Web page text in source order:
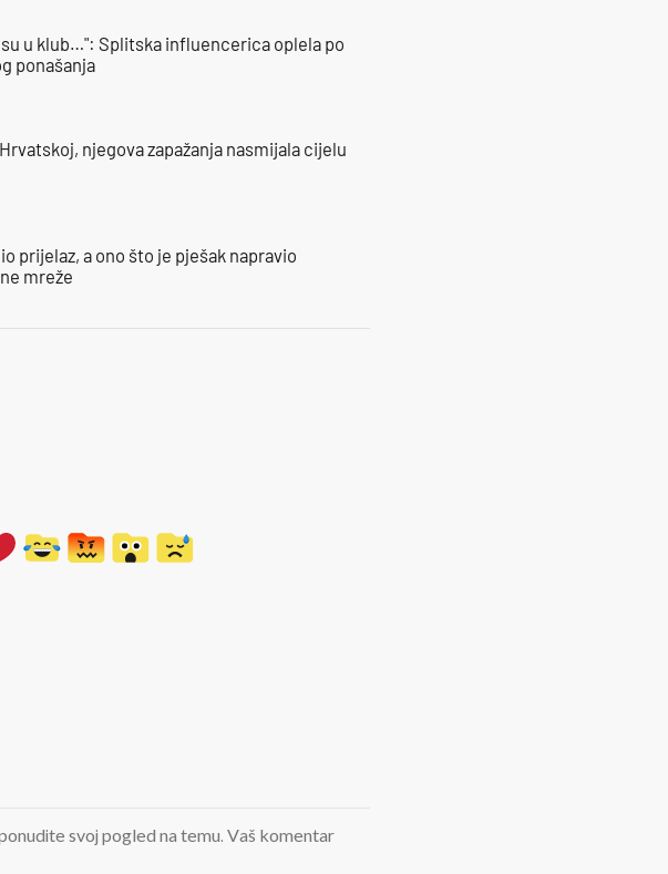
u klub…": Splitska influencerica oplela po
ponašanja
njegova zapažanja nasmijala cijelu
prijelaz, a ono što je pješak napravio
mreže
svoj pogled na temu. Vaš komentar